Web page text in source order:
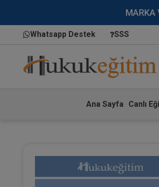
MARKA
Whatsapp Destek SSS
Ana Sayfa Canlı